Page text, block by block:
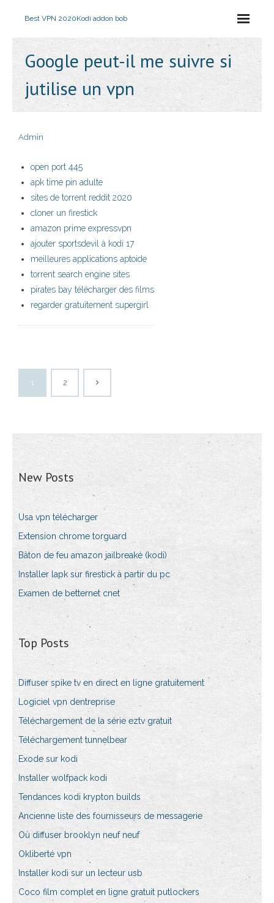
Best VPN 2020Kodi addon bob
Google peut-il me suivre si
jutilise un vpn
Admin
open port 445
apk time pin adulte
sites de torrent reddit 2020
cloner un firestick
amazon prime expressvpn
ajouter sportsdevil à kodi 17
meilleures applications aptoide
torrent search engine sites
pirates bay télécharger des films
regarder gratuitement supergirl
1 2
New Posts
Usa vpn télécharger
Extension chrome torguard
Bâton de feu amazon jailbreaké (kodi)
Installer lapk sur firestick à partir du pc
Examen de betternet cnet
Top Posts
Diffuser spike tv en direct en ligne gratuitement
Logiciel vpn dentreprise
Téléchargement de la série eztv gratuit
Téléchargement tunnelbear
Exode sur kodi
Installer wolfpack kodi
Tendances kodi krypton builds
Ancienne liste des fournisseurs de messagerie
Où diffuser brooklyn neuf neuf
Okliberté vpn
Installer kodi sur un lecteur usb
Coco film complet en ligne gratuit putlockers